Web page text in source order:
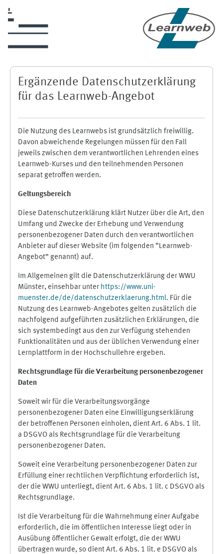
Ergänzende Datenschutzerklärung
für das Learnweb-Angebot
Die Nutzung des Learnwebs ist grundsätzlich freiwillig.
Davon abweichende Regelungen müssen für den Fall
jeweils zwischen dem verantwortlichen Lehrenden eines
Learnweb-Kurses und den teilnehmenden Personen
separat getroffen werden.
Geltungsbereich
Diese Datenschutzerklärung klärt Nutzer über die Art, den
Umfang und Zwecke der Erhebung und Verwendung
personenbezogener Daten durch den verantwortlichen
Anbieter auf dieser Website (im folgenden “Learnweb-
Angebot” genannt) auf.
Im Allgemeinen gilt die Datenschutzerklärung der WWU
Münster, einsehbar unter https://www.uni-
muenster.de/de/datenschutzerklaerung.html. Für die
Nutzung des Learnweb-Angebotes gelten zusätzlich die
nachfolgend aufgeführten zusätzlichen Erklärungen, die
sich systembedingt aus den zur Verfügung stehenden
Funktionalitäten und aus der üblichen Verwendung einer
Lernplattform in der Hochschullehre ergeben.
Rechtsgrundlage für die Verarbeitung personenbezogener
Daten
Soweit wir für die Verarbeitungsvorgänge
personenbezogener Daten eine Einwilligungserklärung
der betroffenen Personen einholen, dient Art. 6 Abs. 1 lit.
a DSGVO als Rechtsgrundlage für die Verarbeitung
personenbezogener Daten.
Soweit eine Verarbeitung personenbezogener Daten zur
Erfüllung einer rechtlichen Verpflichtung erforderlich ist,
der die WWU unterliegt, dient Art. 6 Abs. 1 lit. c DSGVO als
Rechtsgrundlage.
Ist die Verarbeitung für die Wahrnehmung einer Aufgabe
erforderlich, die im öffentlichen Interesse liegt oder in
Ausübung öffentlicher Gewalt erfolgt, die der WWU
übertragen wurde, so dient Art. 6 Abs. 1 lit. e DSGVO als